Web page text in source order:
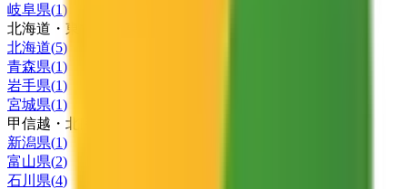
岐阜県(1)
北海道・東北
北海道(5)
青森県(1)
岩手県(1)
宮城県(1)
甲信越・北陸
新潟県(1)
富山県(2)
石川県(4)